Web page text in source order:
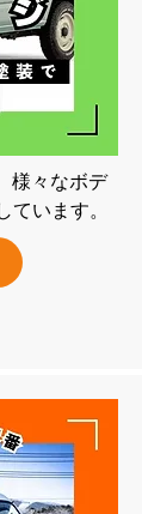
様々なボデ
ています。